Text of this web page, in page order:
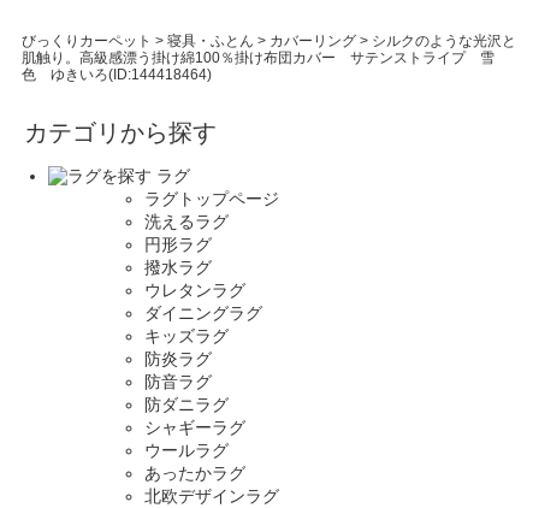
びっくりカーペット > 寝具・ふとん > カバーリング> シルクのような光沢と
肌触り。高級感漂う掛け綿100％掛け布団カバー サテンストライプ 雪
色 ゆきいろ(ID:144418464)
カテゴリから探す
ラグ
ラグトップページ
洗えるラグ
円形ラグ
撥水ラグ
ウレタンラグ
ダイニングラグ
キッズラグ
防炎ラグ
防音ラグ
防ダニラグ
シャギーラグ
ウールラグ
あったかラグ
北欧デザインラグ